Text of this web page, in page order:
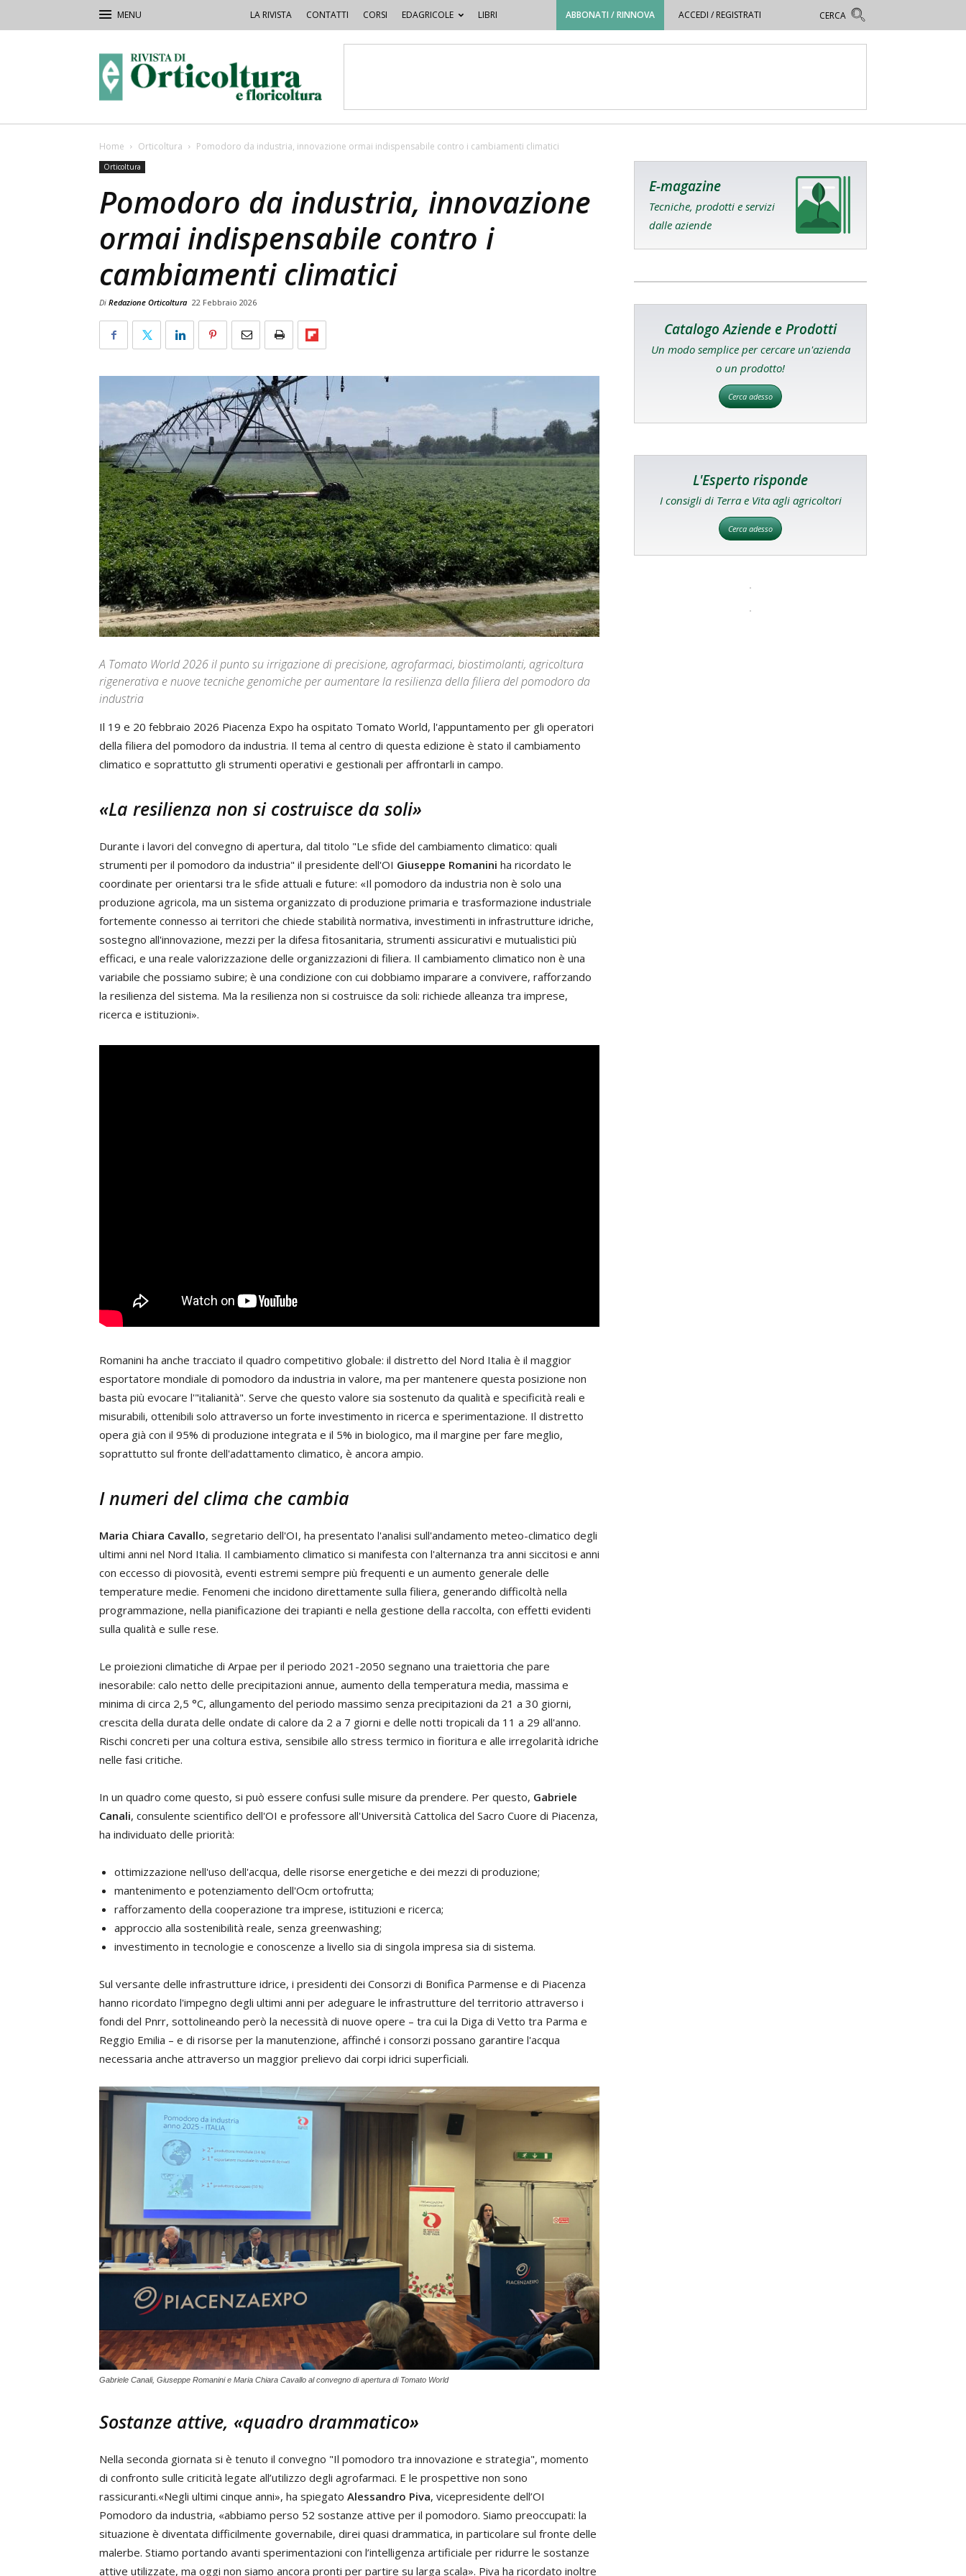
LA RIVISTA CONTATTI CORSI EDAGRICOLE LIBRI ABBONATI / RINNOVA ACCEDI / REGISTRATI
Orticoltura
Home Orticoltura Pomodoro da industria, innovazione ormai indispensabile contro i cambiamenti climatici
Orticoltura
Pomodoro da industria, innovazione
ormai indispensabile contro i
cambiamenti climatici
Di Redazione Orticoltura 22 Febbraio 2026
A Tomato World 2026 il punto su irrigazione di precisione, agrofarmaci, biostimolanti, agricoltura
rigenerativa e nuove tecniche genomiche per aumentare la resilienza della filiera del pomodoro da
industria
Il 19 e 20 febbraio 2026 Piacenza Expo ha ospitato Tomato World, l'appuntamento per gli operatori
della filiera del pomodoro da industria. Il tema al centro di questa edizione è stato il cambiamento
climatico e soprattutto gli strumenti operativi e gestionali per affrontarli in campo.
«La resilienza non si costruisce da soli»
Durante i lavori del convegno di apertura, dal titolo "Le sfide del cambiamento climatico: quali
strumenti per il pomodoro da industria" il presidente dell'OI Giuseppe Romanini ha ricordato le
coordinate per orientarsi tra le sfide attuali e future: «Il pomodoro da industria non è solo una
produzione agricola, ma un sistema organizzato di produzione primaria e trasformazione industriale
fortemente connesso ai territori che chiede stabilità normativa, investimenti in infrastrutture idriche,
sostegno all'innovazione, mezzi per la difesa fitosanitaria, strumenti assicurativi e mutualistici più
efficaci, e una reale valorizzazione delle organizzazioni di filiera. Il cambiamento climatico non è una
variabile che possiamo subire; è una condizione con cui dobbiamo imparare a convivere, rafforzando
la resilienza del sistema. Ma la resilienza non si costruisce da soli: richiede alleanza tra imprese,
ricerca e istituzioni».
Romanini ha anche tracciato il quadro competitivo globale: il distretto del Nord Italia è il maggior
esportatore mondiale di pomodoro da industria in valore, ma per mantenere questa posizione non
basta più evocare l'"italianità". Serve che questo valore sia sostenuto da qualità e specificità reali e
misurabili, ottenibili solo attraverso un forte investimento in ricerca e sperimentazione. Il distretto
opera già con il 95% di produzione integrata e il 5% in biologico, ma il margine per fare meglio,
soprattutto sul fronte dell'adattamento climatico, è ancora ampio.
I numeri del clima che cambia
Maria Chiara Cavallo, segretario dell'OI, ha presentato l'analisi sull'andamento meteo-climatico degli
ultimi anni nel Nord Italia. Il cambiamento climatico si manifesta con l'alternanza tra anni siccitosi e anni
con eccesso di piovosità, eventi estremi sempre più frequenti e un aumento generale delle
temperature medie. Fenomeni che incidono direttamente sulla filiera, generando difficoltà nella
programmazione, nella pianificazione dei trapianti e nella gestione della raccolta, con effetti evidenti
sulla qualità e sulle rese.
Le proiezioni climatiche di Arpae per il periodo 2021-2050 segnano una traiettoria che pare
inesorabile: calo netto delle precipitazioni annue, aumento della temperatura media, massima e
minima di circa 2,5 °C, allungamento del periodo massimo senza precipitazioni da 21 a 30 giorni,
crescita della durata delle ondate di calore da 2 a 7 giorni e delle notti tropicali da 11 a 29 all'anno.
Rischi concreti per una coltura estiva, sensibile allo stress termico in fioritura e alle irregolarità idriche
nelle fasi critiche.
In un quadro come questo, si può essere confusi sulle misure da prendere. Per questo, Gabriele
Canali, consulente scientifico dell'OI e professore all'Università Cattolica del Sacro Cuore di Piacenza,
ha individuato delle priorità:
ottimizzazione nell'uso dell'acqua, delle risorse energetiche e dei mezzi di produzione;
mantenimento e potenziamento dell'Ocm ortofrutta;
rafforzamento della cooperazione tra imprese, istituzioni e ricerca;
approccio alla sostenibilità reale, senza greenwashing;
investimento in tecnologie e conoscenze a livello sia di singola impresa sia di sistema.
Sul versante delle infrastrutture idrice, i presidenti dei Consorzi di Bonifica Parmense e di Piacenza
hanno ricordato l'impegno degli ultimi anni per adeguare le infrastrutture del territorio attraverso i
fondi del Pnrr, sottolineando però la necessità di nuove opere – tra cui la Diga di Vetto tra Parma e
Reggio Emilia – e di risorse per la manutenzione, affinché i consorzi possano garantire l'acqua
necessaria anche attraverso un maggior prelievo dai corpi idrici superficiali.
Gabriele Canali, Giuseppe Romanini e Maria Chiara Cavallo al convegno di apertura di Tomato World
Sostanze attive, «quadro drammatico»
Nella seconda giornata si è tenuto il convegno "Il pomodoro tra innovazione e strategia", momento
di confronto sulle criticità legate all’utilizzo degli agrofarmaci. E le prospettive non sono
rassicuranti.«Negli ultimi cinque anni», ha spiegato Alessandro Piva, vicepresidente dell’OI
Pomodoro da industria, «abbiamo perso 52 sostanze attive per il pomodoro. Siamo preoccupati: la
situazione è diventata difficilmente governabile, direi quasi drammatica, in particolare sul fronte delle
malerbe. Stiamo portando avanti sperimentazioni con l’intelligenza artificiale per ridurre le sostanze
attive utilizzate, ma oggi non siamo ancora pronti per partire su larga scala». Piva ha ricordato inoltre
E-magazine
Tecniche, prodotti e servizi
dalle aziende
Catalogo Aziende e Prodotti
Un modo semplice per cercare un'azienda
o un prodotto!
Cerca adesso
L'Esperto risponde
I consigli di Terra e Vita agli agricoltori
Cerca adesso